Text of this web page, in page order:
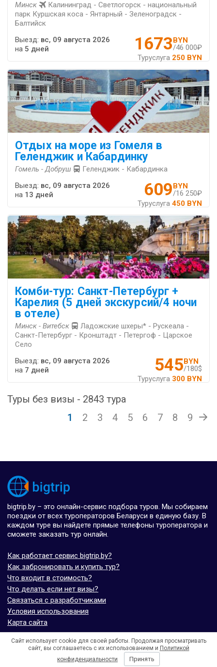
Минск
Калининград - Светлогорск - национальный
парк Куршская коса - Янтарный - Зеленоградск -
Балтийск
1673BYN
/46 000₽
Туруслуга 250 BYN
Выезд: вс, 09 августа 2026
на 5 дней
Отдых на море из Гомеля в
Геленджик и Кабардинку
Гомель - Добруш Геленджик - Кабардинка
609BYN
/16 250₽
Туруслуга 450 BYN
Выезд: вс, 09 августа 2026
на 13 дней
Комби-тур: Санкт-Петербург +
Карелия (5 дней экскурсий/4 ночи
в отеле)
Минск - Витебск
Ладожские шхеры* - Рускеала -
Санкт-Петербург - Кронштадт - Петергоф - Царское
Село
545BYN
/180$
Туруслуга 300 BYN
Выезд: вс, 09 августа 2026
на 7 дней
Туры без визы - 2843 тура
1
2 3 4 5 6 7 8 9
bigtrip.by – это онлайн-сервис подбора туров. Мы собираем
поездки от всех туроператоров Беларуси в единую базу. В
каждом туре вы найдете прямые телефоны туроператора и
сможете заказать тур онлайн.
Как работает сервис bigtrip.by?
Как забронировать и купить тур?
Что входит в стоимость?
Что делать если нет визы?
Связаться с разработчиками
Условия использования
Карта сайта
© bigtrip.by,elijoviaje.es– 2014 - 2026
- 5.0 на основе 7 отзывов
Сайт использует cookie для своей работы. Продолжая просматривать
сайт, вы соглашаетесь с их использованием и Политикой
конфиденциальности
Принять